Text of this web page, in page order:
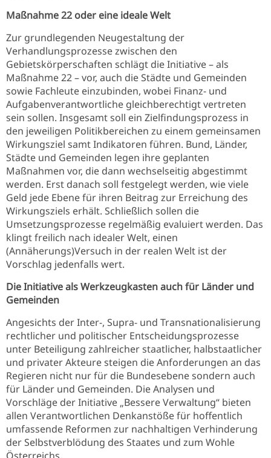
Maßnahme 22 oder eine ideale Welt
Zur grundlegenden Neugestaltung der
Verhandlungsprozesse zwischen den
Gebietskörperschaften schlägt die Initiative – als
Maßnahme 22 – vor, auch die Städte und Gemeinden
sowie Fachleute einzubinden, wobei Finanz- und
Aufgabenverantwortliche gleichberechtigt vertreten
sein sollen. Insgesamt soll ein Zielfindungsprozess in
den jeweiligen Politikbereichen zu einem gemeinsamen
Wirkungsziel samt Indikatoren führen. Bund, Länder,
Städte und Gemeinden legen ihre geplanten
Maßnahmen vor, die dann wechselseitig abgestimmt
werden. Erst danach soll festgelegt werden, wie viele
Geld jede Ebene für ihren Beitrag zur Erreichung des
Wirkungsziels erhält. Schließlich sollen die
Umsetzungsprozesse regelmäßig evaluiert werden. Das
klingt freilich nach idealer Welt, einen
(Annäherungs)Versuch in der realen Welt ist der
Vorschlag jedenfalls wert.
Die Initiative als Werkzeugkasten auch für Länder und
Gemeinden
Angesichts der Inter-, Supra- und Transnationalisierung
rechtlicher und politischer Entscheidungsprozesse
unter Beteiligung zahlreicher staatlicher, halbstaatlicher
und privater Akteure steigen die Anforderungen an das
Regieren nicht nur für die Bundesebene sondern auch
für Länder und Gemeinden. Die Analysen und
Vorschläge der Initiative „Bessere Verwaltung“ bieten
allen Verantwortlichen Denkanstöße für hoffentlich
umfassende Reformen zur nachhaltigen Verhinderung
der Selbstverblödung des Staates und zum Wohle